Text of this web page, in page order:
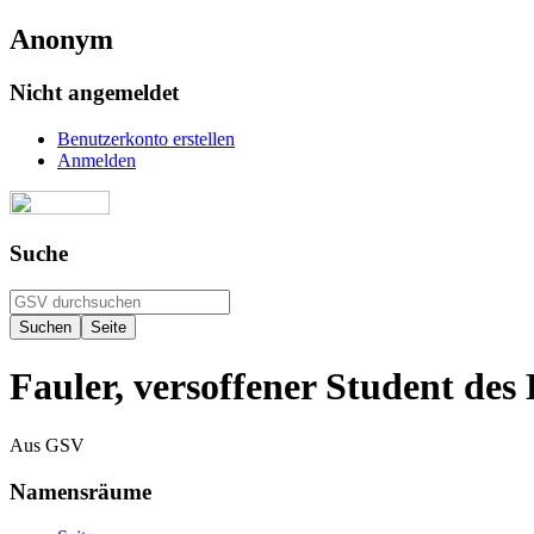
Anonym
Nicht angemeldet
Benutzerkonto erstellen
Anmelden
Suche
Fauler, versoffener Student des
Aus GSV
Namensräume